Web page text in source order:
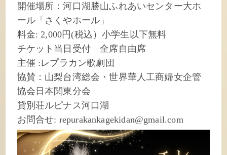
開催場所：河口湖勝山ふれあいセンター大ホ
ール「さくやホール」
料金: 2,000円(税込）小学生以下無料
チケット当日受付 全席自由席
主催 :レプラカン歌劇団
協賛：山梨台湾総会・世界華人工商婦女企管
協会日本関東分会
貸別荘ルピナス河口湖
お問合せ: repurakankagekidan@gmail.com